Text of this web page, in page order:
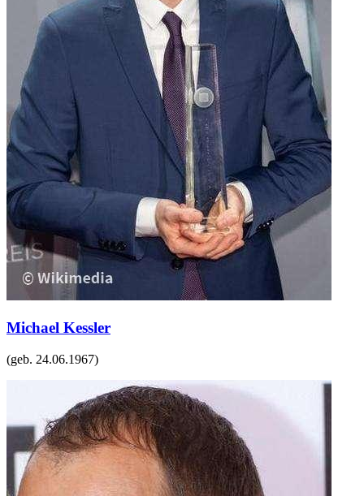
Michael Kessler
(geb. 24.06.1967)